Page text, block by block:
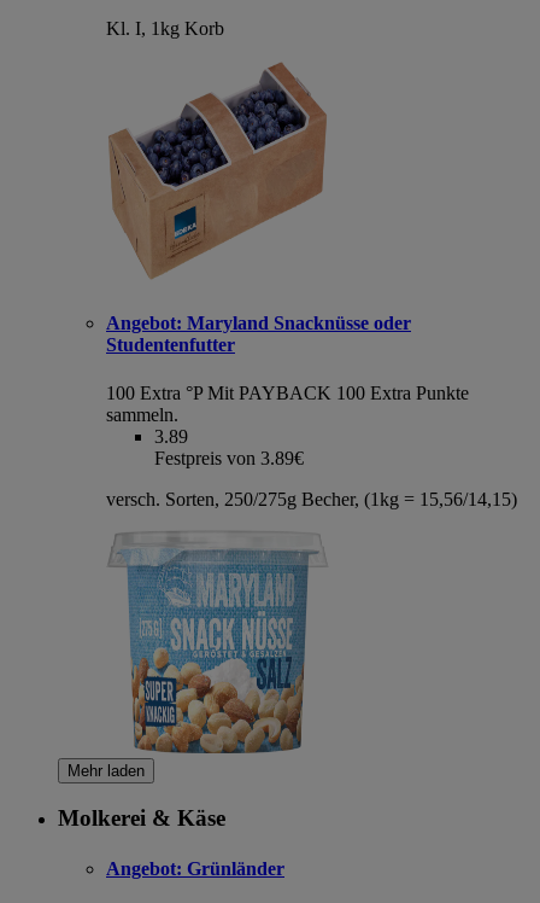
Kl. I, 1kg Korb
Angebot: Maryland Snacknüsse oder
Studentenfutter
100 Extra °P Mit PAYBACK 100 Extra Punkte
sammeln.
3.89
Festpreis von 3.89€
versch. Sorten, 250/275g Becher, (1kg = 15,56/14,15)
Mehr laden
Molkerei & Käse
Angebot: Grünländer